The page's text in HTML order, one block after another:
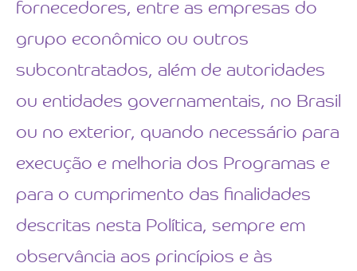
fornecedores, entre as empresas do
grupo econômico ou outros
subcontratados, além de autoridades
ou entidades governamentais, no Brasil
ou no exterior, quando necessário para
execução e melhoria dos Programas e
para o cumprimento das finalidades
descritas nesta Política, sempre em
observância aos princípios e às